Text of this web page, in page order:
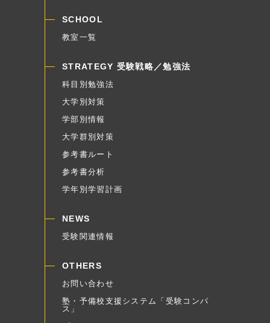
SCHOOL
教室一覧
STRATEGY 受験戦略／勉強法
科目別勉強法
大学別対策
学部別情報
大学群別対策
参考書ルート
参考書分析
学年別学習計画
NEWS
受験関連情報
OTHERS
お問い合わせ
塾・予備校支援システム「受験コンパ
ス」